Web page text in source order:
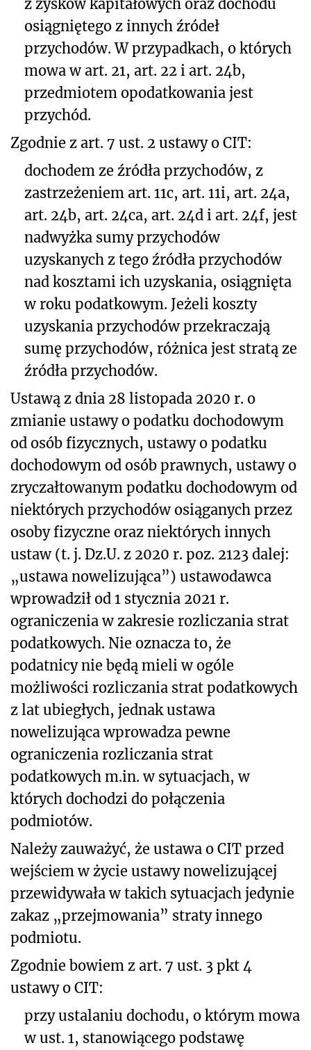
z zysków kapitałowych oraz dochodu
osiągniętego z innych źródeł
przychodów. W przypadkach, o których
mowa w art. 21, art. 22 i art. 24b,
przedmiotem opodatkowania jest
przychód.
Zgodnie z art. 7 ust. 2 ustawy o CIT:
dochodem ze źródła przychodów, z
zastrzeżeniem art. 11c, art. 11i, art. 24a,
art. 24b, art. 24ca, art. 24d i art. 24f, jest
nadwyżka sumy przychodów
uzyskanych z tego źródła przychodów
nad kosztami ich uzyskania, osiągnięta
w roku podatkowym. Jeżeli koszty
uzyskania przychodów przekraczają
sumę przychodów, różnica jest stratą ze
źródła przychodów.
Ustawą z dnia 28 listopada 2020 r. o
zmianie ustawy o podatku dochodowym
od osób fizycznych, ustawy o podatku
dochodowym od osób prawnych, ustawy o
zryczałtowanym podatku dochodowym od
niektórych przychodów osiąganych przez
osoby fizyczne oraz niektórych innych
ustaw (t. j. Dz.U. z 2020 r. poz. 2123 dalej:
„ustawa nowelizująca”) ustawodawca
wprowadził od 1 stycznia 2021 r.
ograniczenia w zakresie rozliczania strat
podatkowych. Nie oznacza to, że
podatnicy nie będą mieli w ogóle
możliwości rozliczania strat podatkowych
z lat ubiegłych, jednak ustawa
nowelizująca wprowadza pewne
ograniczenia rozliczania strat
podatkowych m.in. w sytuacjach, w
których dochodzi do połączenia
podmiotów.
Należy zauważyć, że ustawa o CIT przed
wejściem w życie ustawy nowelizującej
przewidywała w takich sytuacjach jedynie
zakaz „przejmowania” straty innego
podmiotu.
Zgodnie bowiem z art. 7 ust. 3 pkt 4
ustawy o CIT:
przy ustalaniu dochodu, o którym mowa
w ust. 1, stanowiącego podstawę